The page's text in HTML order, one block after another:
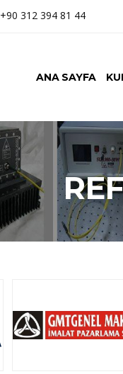
+90 312 394 81 44
ANA SAYFA